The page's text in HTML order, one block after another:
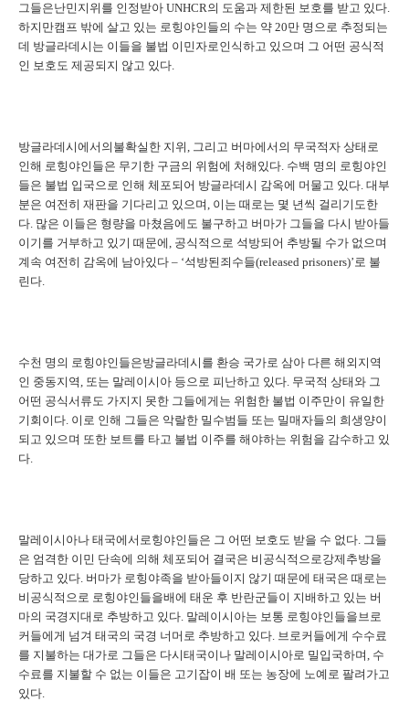
그들은난민지위를 인정받아 UNHCR의 도움과 제한된 보호를 받고 있다.
하지만캠프 밖에 살고 있는 로힝야인들의 수는 약 20만 명으로 추정되는
데 방글라데시는 이들을 불법 이민자로인식하고 있으며 그 어떤 공식적
인 보호도 제공되지 않고 있다.
방글라데시에서의불확실한 지위, 그리고 버마에서의 무국적자 상태로
인해 로힝야인들은 무기한 구금의 위험에 처해있다. 수백 명의 로힝야인
들은 불법 입국으로 인해 체포되어 방글라데시 감옥에 머물고 있다. 대부
분은 여전히 재판을 기다리고 있으며, 이는 때로는 몇 년씩 걸리기도한
다. 많은 이들은 형량을 마쳤음에도 불구하고 버마가 그들을 다시 받아들
이기를 거부하고 있기 때문에, 공식적으로 석방되어 추방될 수가 없으며
계속 여전히 감옥에 남아있다 – ‘석방된죄수들(released prisoners)’로 불
린다.
수천 명의 로힝야인들은방글라데시를 환승 국가로 삼아 다른 해외지역
인 중동지역, 또는 말레이시아 등으로 피난하고 있다. 무국적 상태와 그
어떤 공식서류도 가지지 못한 그들에게는 위험한 불법 이주만이 유일한
기회이다. 이로 인해 그들은 악랄한 밀수범들 또는 밀매자들의 희생양이
되고 있으며 또한 보트를 타고 불법 이주를 해야하는 위험을 감수하고 있
다.
말레이시아나 태국에서로힝야인들은 그 어떤 보호도 받을 수 없다. 그들
은 엄격한 이민 단속에 의해 체포되어 결국은 비공식적으로강제추방을
당하고 있다. 버마가 로힝야족을 받아들이지 않기 때문에 태국은 때로는
비공식적으로 로힝야인들을배에 태운 후 반란군들이 지배하고 있는 버
마의 국경지대로 추방하고 있다. 말레이시아는 보통 로힝야인들을브로
커들에게 넘겨 태국의 국경 너머로 추방하고 있다. 브로커들에게 수수료
를 지불하는 대가로 그들은 다시태국이나 말레이시아로 밀입국하며, 수
수료를 지불할 수 없는 이들은 고기잡이 배 또는 농장에 노예로 팔려가고
있다.